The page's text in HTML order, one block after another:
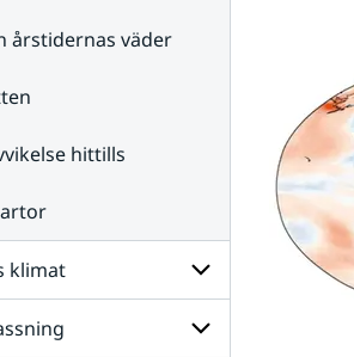
årstidernas väder
hittills
klimat
Undersidor